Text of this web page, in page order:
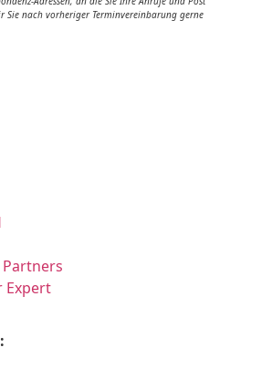
Sie nach vorheriger Terminvereinbarung gerne
Partners
Expert